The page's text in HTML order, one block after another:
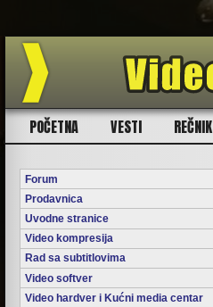
POČETNA VESTI REČNIK
Forum
Prodavnica
Uvodne stranice
Video kompresija
Rad sa subtitlovima
Video softver
Video hardver i Kućni media centar